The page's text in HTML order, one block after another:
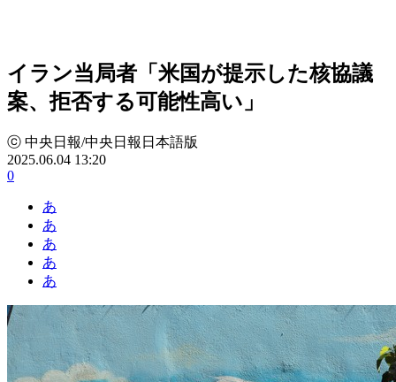
イラン当局者「米国が提示した核協議
案、拒否する可能性高い」
ⓒ 中央日報/中央日報日本語版
2025.06.04 13:20
0
あ
あ
あ
あ
あ